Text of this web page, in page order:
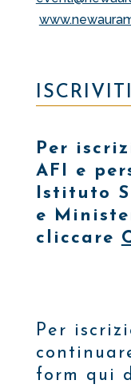
ISCRIVITI
Per
AFI e
Istituto
e
cliccare
Per
form qui